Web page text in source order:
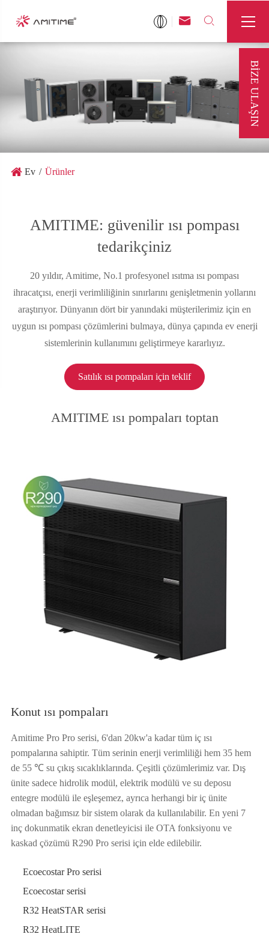
 

Ev Ürünler
AMITIME: güvenilir ısı pompası
tedarikçiniz
20 yıldır, Amitime, No.1 profesyonel ısıtma ısı pompası
ihracatçısı, enerji verimliliğinin sınırlarını genişletmenin yollarını
araştırıyor. Dünyanın dört bir yanındaki müşterilerimiz için en
uygun ısı pompası çözümlerini bulmaya, dünya çapında ev enerji
sistemlerinin kullanımını geliştirmeye kararlıyız.
Satılık ısı pompaları için teklif
AMITIME ısı pompaları toptan
Konut ısı pompaları
Amitime Pro Pro serisi, 6'dan 20kw'a kadar tüm iç ısı
pompalarına sahiptir. Tüm serinin enerji verimliliği hem 35 hem
de 55 ℃ su çıkış sıcaklıklarında. Çeşitli çözümlerimiz var. Dış
ünite sadece hidrolik modül, elektrik modülü ve su deposu
entegre modülü ile eşleşemez, ayrıca herhangi bir iç ünite
olmadan bağımsız bir sistem olarak da kullanılabilir. En yeni 7
inç dokunmatik ekran denetleyicisi ile OTA fonksiyonu ve
kaskad çözümü R290 Pro serisi için elde edilebilir.
Ecoecostar Pro serisi
Ecoecostar serisi
R32 HeatSTAR serisi
R32 HeatLITE
BIZE ULAŞIN